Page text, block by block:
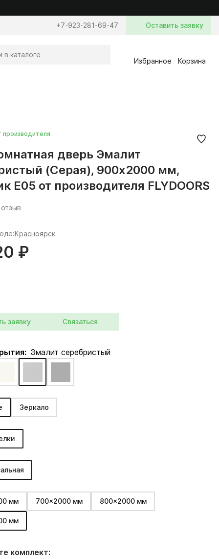
+7-923-281-69-47 Оставить заявку
Избранное Корзина
производителя
дверь Эмалит
(Серая), 900x2000 мм,
E05 от производителя FLYDOORS
отзыв
Красноярск
₽
заявку Связаться
Эмалит серебристый
Зеркало
мм 700x2000 мм 800x2000 мм
мм
комплект: